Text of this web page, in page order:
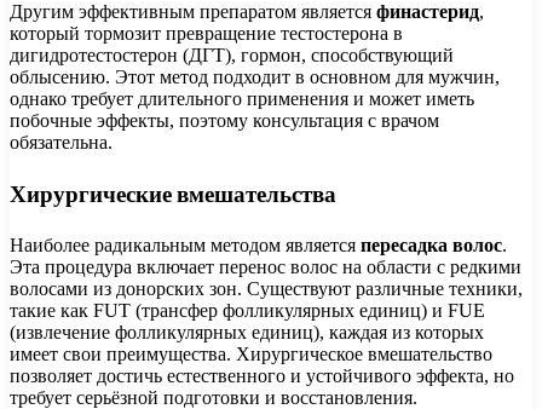
Другим эффективным препаратом является финастерид,
который тормозит превращение тестостерона в
дигидротестостерон (ДГТ), гормон, способствующий
облысению. Этот метод подходит в основном для мужчин,
однако требует длительного применения и может иметь
побочные эффекты, поэтому консультация с врачом
обязательна.
Хирургические вмешательства
Наиболее радикальным методом является пересадка волос.
Эта процедура включает перенос волос на области с редкими
волосами из донорских зон. Существуют различные техники,
такие как FUT (трансфер фолликулярных единиц) и FUE
(извлечение фолликулярных единиц), каждая из которых
имеет свои преимущества. Хирургическое вмешательство
позволяет достичь естественного и устойчивого эффекта, но
требует серьёзной подготовки и восстановления.